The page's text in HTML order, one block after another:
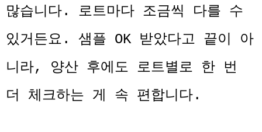
많습니다. 로트마다 조금씩 다를 수
있거든요. 샘플 OK 받았다고 끝이 아
니라, 양산 후에도 로트별로 한 번
더 체크하는 게 속 편합니다.